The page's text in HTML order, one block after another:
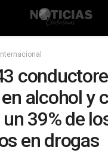
alcohol y
39% de
en drogas